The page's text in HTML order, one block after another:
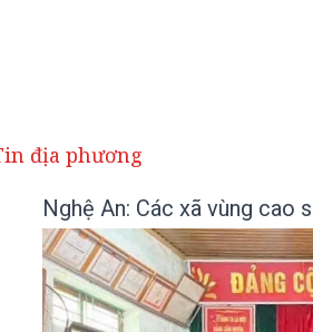
địa phương
Nghệ An: Các xã vùng cao